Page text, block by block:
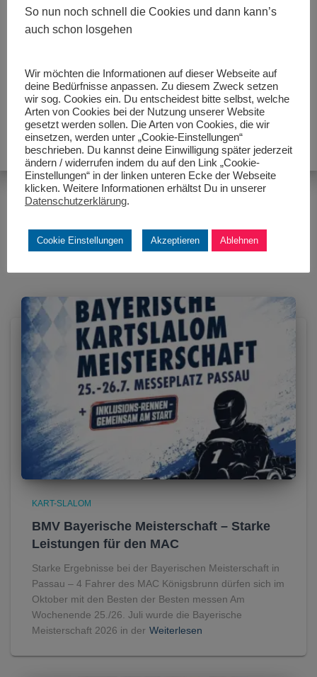
Schlagwörter: ADAC Südbayern e.V.
Ähnliche Beiträge
KART-SLALOM
BMV Bayerische Meisterschaft – Starke
Leistungen für den MAC
Starke Ergebnisse bei der Bayerischen Meisterschaft in
Passau – 4 Fahrer des MAC Königsbrunn dürfen sich im
Oktober mit den Besten der Besten messen Am
Wochenende 25./26. Juli wurde die Bayerische
Meisterschaft 2026 in der Weiterlesen
So nun noch schnell die Cookies und dann kann’s
auch schon losgehen
Wir möchten die Informationen auf dieser Webseite auf
deine Bedürfnisse anpassen. Zu diesem Zweck setzen
wir sog. Cookies ein. Du entscheidest bitte selbst, welche
Arten von Cookies bei der Nutzung unserer Website
gesetzt werden sollen. Die Arten von Cookies, die wir
einsetzen, werden unter „Cookie-Einstellungen“
beschrieben. Du kannst deine Einwilligung später jederzeit
ändern / widerrufen indem du auf den Link „Cookie-
Einstellungen“ in der linken unteren Ecke der Webseite
klicken. Weitere Informationen erhältst Du in unserer
Datenschutzerklärung.
Cookie Einstellungen Akzeptieren Ablehnen